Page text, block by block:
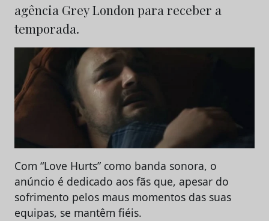
agência Grey London para receber a
temporada.
Com “Love Hurts” como banda sonora, o
anúncio é dedicado aos fãs que, apesar do
sofrimento pelos maus momentos das suas
equipas, se mantêm fiéis.